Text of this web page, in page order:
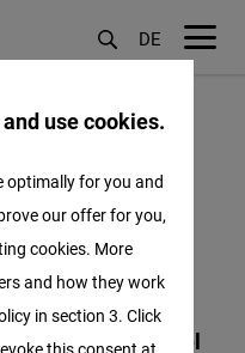
DE
de los
la publicación del
use cookies.
optimally for you and
our offer for you,
cookies. More
and how they work
in section 3. Click